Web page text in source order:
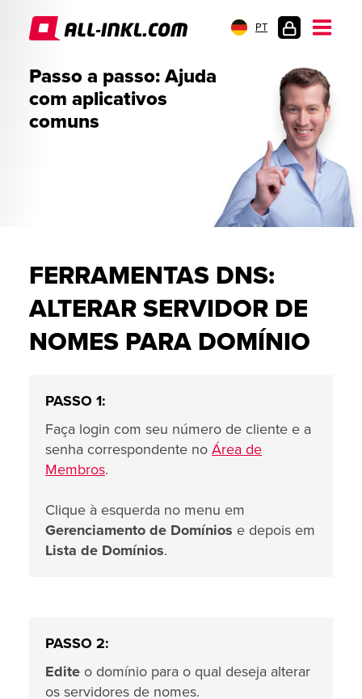
PT
DO
CLIENTE
Passo a passo: Ajuda
com aplicativos
comuns
FERRAMENTAS DNS:
ALTERAR SERVIDOR DE
NOMES PARA DOMÍNIO
PASSO 1:
Faça login com seu número de cliente e a
senha correspondente no Área de
Membros.
Clique à esquerda no menu em
Gerenciamento de Domínios e depois em
Lista de Domínios.
PASSO 2:
Edite o domínio para o qual deseja alterar
os servidores de nomes.